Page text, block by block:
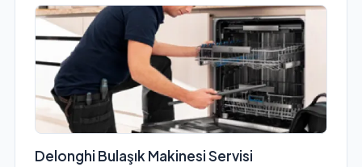
Delonghi Bulaşık Makinesi Servisi